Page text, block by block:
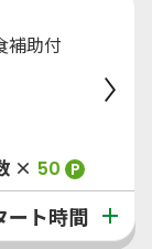
補助付
× 50 P
ート時間